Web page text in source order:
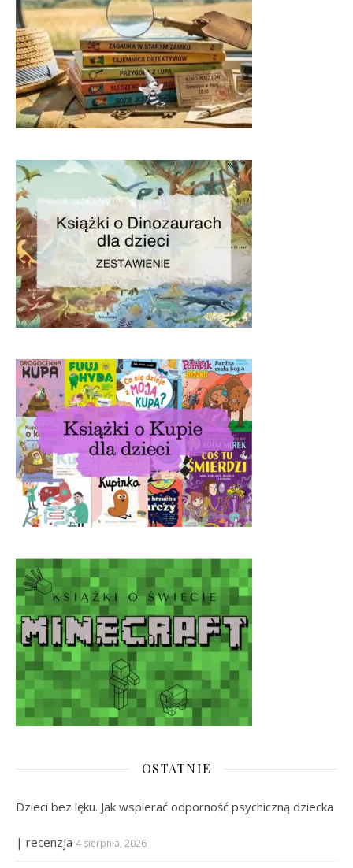
OSTATNIE
Dzieci bez lęku. Jak wspierać odporność psychiczną dziecka
| recenzja 4 sierpnia, 2026